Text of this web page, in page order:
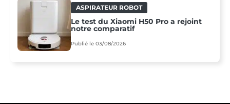
ASPIRATEUR ROBOT
Le test du Xiaomi H50 Pro a rejoint
notre comparatif
Publié le 03/08/2026